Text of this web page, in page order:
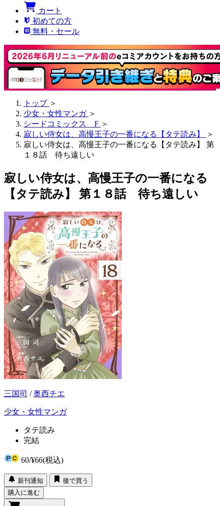
カート
初めての方
無料・セール
トップ ＞
少女・女性マンガ ＞
シードコミックス F ＞
寂しい侍女は、高慢王子の一番になる【タテ読み】
＞
寂しい侍女は、高慢王子の一番になる【タテ読み】 第
１８話 待ち遠しい
寂しい侍女は、高慢王子の一番になる
【タテ読み】 第１８話 待ち遠しい
三国司 /奥西チエ
少女・女性マンガ
タテ読み
完結
60/¥66(税込)
新刊通知
後で買う
購入に進む